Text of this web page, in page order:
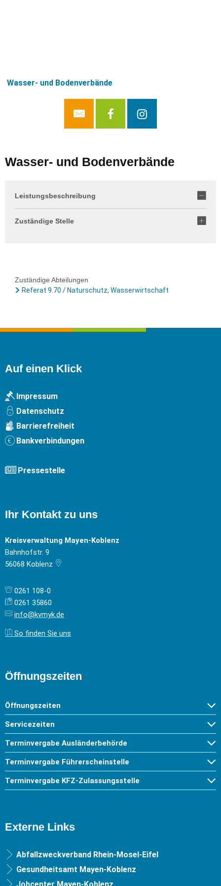
Wasser- und Bodenverbände
Wasser- und Bodenverbände
Leistungsbeschreibung
Zuständige Stelle
Zuständige Abteilungen
Referat 9.70 / Naturschutz, Wasserwirtschaft
Auf einen Klick
Impressum
Datenschutz
Barrierefreiheit
Bankverbindungen
Pressestelle
Ihr Kontakt zu uns
Kreisverwaltung Mayen-Koblenz
Bahnhofstr. 9
56068 Koblenz
0261 108-0
0261 35860
info@kvmyk.de
So finden Sie uns
Öffnungszeiten
Öffnungszeiten
Servicezeiten
Terminvergabe Ausländerbehörde
Terminvergabe Führerscheinstelle
Terminvergabe KFZ-Zulassungsstelle
Externe Links
Abfallzweckverband Rhein-Mosel-Eifel
Gesundheitsamt Mayen-Koblenz
Jobcenter Mayen-Koblenz